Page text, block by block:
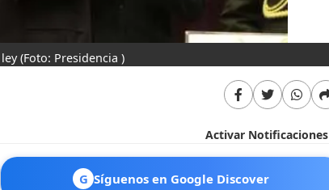
(Foto: Presidencia )
Activar Notificaciones
G Síguenos en Google Discover